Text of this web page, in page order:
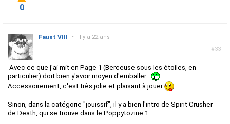
0
#33
Faust VIII • il y a 22 ans
Avec ce que j'ai mit en Page 1 (Berceuse sous les étoiles, en
particulier) doit bien y'avoir moyen d'emballer .
Accessoirement, c'est très jolie et plaisant à jouer
Sinon, dans la catégorie "jouissif", il y a bien l'intro de Spirit Crusher
de Death, qui se trouve dans le Poppytozine 1 .